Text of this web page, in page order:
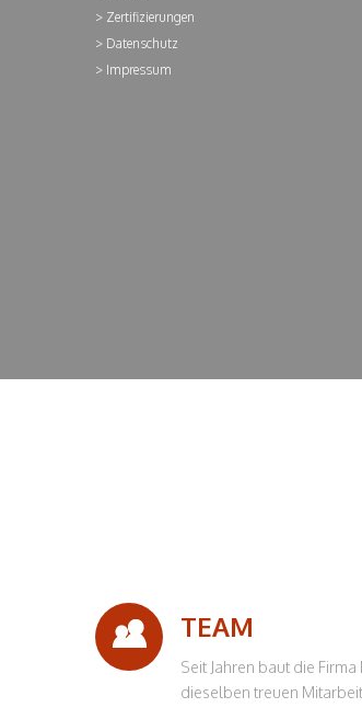
Zertifizierungen
Datenschutz
Impressum
TEAM
Seit Jahren baut die Firma
dieselben treuen